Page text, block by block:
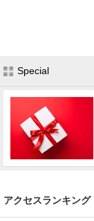
Special
アクセスランキング